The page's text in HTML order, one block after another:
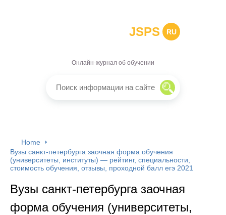
JSPS RU
Онлайн-журнал об обучении
Home
Вузы санкт-петербурга заочная форма обучения
(университеты, институты) — рейтинг, специальности,
стоимость обучения, отзывы, проходной балл егэ 2021
Вузы санкт-петербурга заочная
форма обучения (университеты,